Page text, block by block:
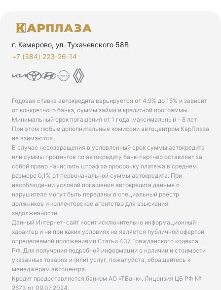
г. Кемерово, ул. Тухачевского 58В
+7 (384) 223-26-14‬
Годовая ставка автокредита варьируется от 4.9% до 15% и зависит
от конкретного банка, суммы займа и кредитной программы.
Минимальный срок погашения от 1 года, максимальный - 8 лет.
При этом любые дополнительные комиссии автоцентром КарПлаза
не взимаются.
В случае невозвращения в условленный срок суммы автокредита
или суммы процентов по автокредиту банк-партнер оставляет за
собой право начислить штраф за просрочку платежа в среднем
размере 0,1% от первоначальной суммы автокредита. При
несоблюдении условий погашения автокредита данные о
нарушителе могут быть переданы в специальный реестр
должников и коллекторское агентство для взыскания
задолженности.
Данный Интернет-сайт носит исключительно информационный
характер и ни при каких условиях не является публичной офертой,
определяемой положениями Статьи 437 Гражданского кодекса
РФ. Для получения подробной информации о наличии и стоимости
указанных товаров и (или) услуг, пожалуйста, обращайтесь к
менеджерам автоцентра.
Кредит предоставляется банком АО «ТБанк». Лицензия ЦБ РФ №
2673 от 09.07.2024.